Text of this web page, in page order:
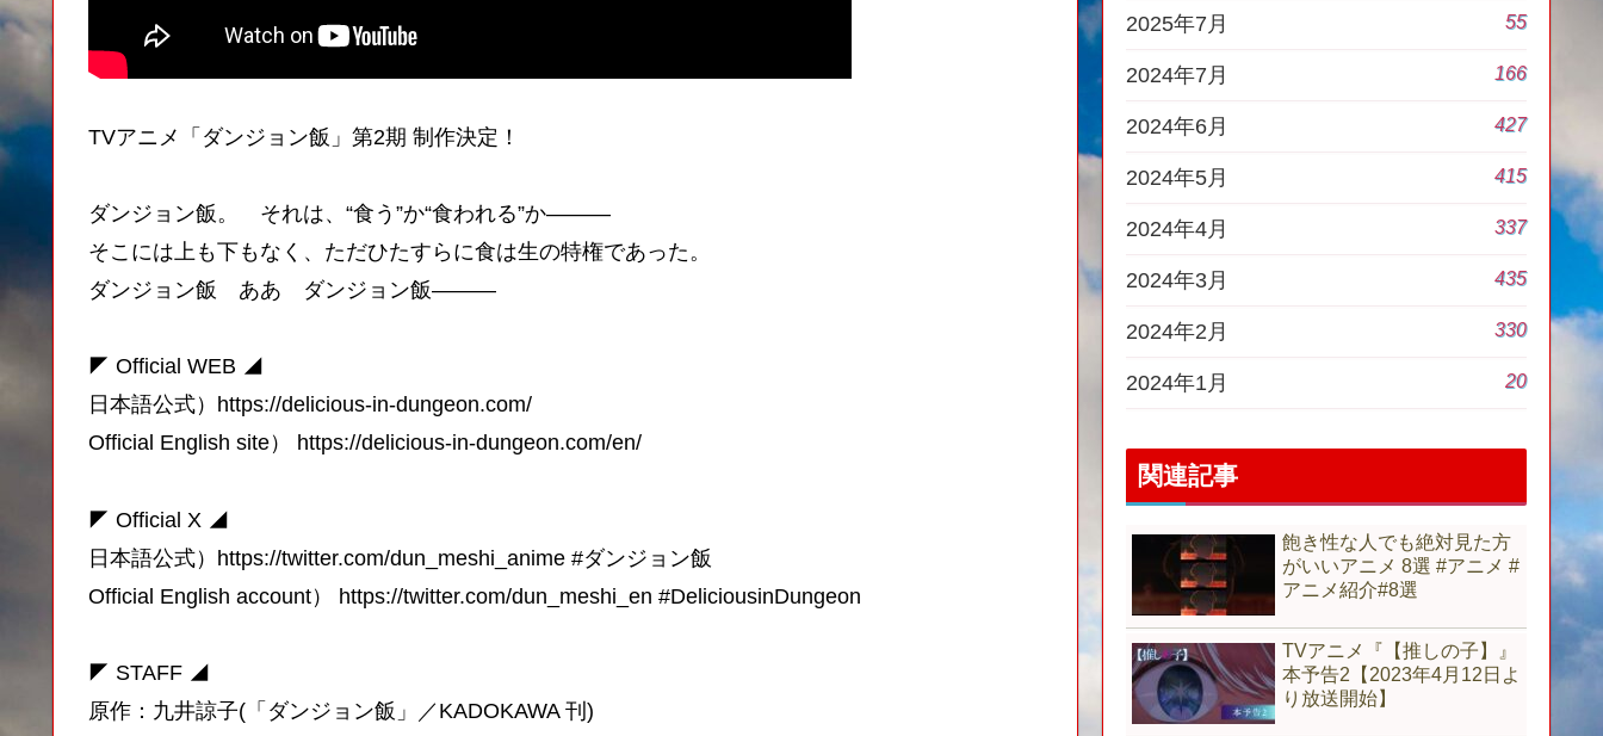
TVアニメ「ダンジョン飯」第2期 制作決定！
ダンジョン飯。 それは、“食う”か“食われる”か―――
そこには上も下もなく、ただひたすらに食は生の特権であった。
ダンジョン飯 ああ ダンジョン飯———
◤ Official WEB ◢
日本語公式）https://delicious-in-dungeon.com/
Official English site） https://delicious-in-dungeon.com/en/
◤ Official X ◢
日本語公式）https://twitter.com/dun_meshi_anime #ダンジョン飯
Official English account） https://twitter.com/dun_meshi_en #DeliciousinDungeon
◤ STAFF ◢
原作：九井諒子(「ダンジョン飯」／KADOKAWA 刊)
2025年7月 55
2024年7月 166
2024年6月 427
2024年5月 415
2024年4月 337
2024年3月 435
2024年2月 330
2024年1月 20
関連記事
飽き性な人でも絶対見た方
がいいアニメ 8選 #アニメ #
アニメ紹介#8選
TVアニメ『【推しの子】』
本予告2【2023年4月12日よ
り放送開始】